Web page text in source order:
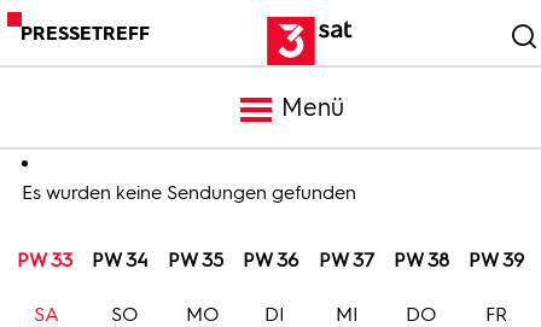
PRESSETREFF
Menü
Meldungen
Programm
Es wurden keine Sendungen gefunden
PW 33 PW 34 PW 35 PW 36 PW 37 PW 38 PW 39
SA SO MO DI MI DO FR